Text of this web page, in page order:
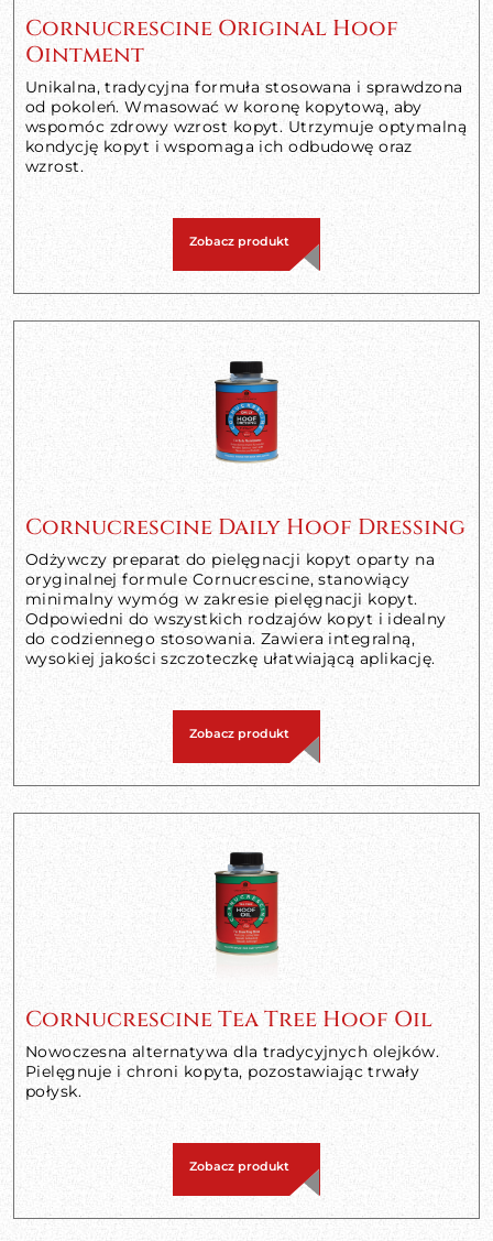
Cornucrescine Original Hoof
Ointment
Unikalna, tradycyjna formuła stosowana i sprawdzona
od pokoleń. Wmasować w koronę kopytową, aby
wspomóc zdrowy wzrost kopyt. Utrzymuje optymalną
kondycję kopyt i wspomaga ich odbudowę oraz
wzrost.
Zobacz produkt
Cornucrescine Daily Hoof Dressing
Odżywczy preparat do pielęgnacji kopyt oparty na
oryginalnej formule Cornucrescine, stanowiący
minimalny wymóg w zakresie pielęgnacji kopyt.
Odpowiedni do wszystkich rodzajów kopyt i idealny
do codziennego stosowania. Zawiera integralną,
wysokiej jakości szczoteczkę ułatwiającą aplikację.
Zobacz produkt
Cornucrescine Tea Tree Hoof Oil
Nowoczesna alternatywa dla tradycyjnych olejków.
Pielęgnuje i chroni kopyta, pozostawiając trwały
połysk.
Zobacz produkt